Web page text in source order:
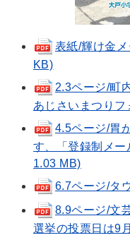
表紙/輝け金
KB)
2.3ページ/町
あじさいまつり
4.5ページ/胃
す、「登録制メ
1.03 MB)
6.7ページ/タ
8.9ページ/文
選挙の投票日は9